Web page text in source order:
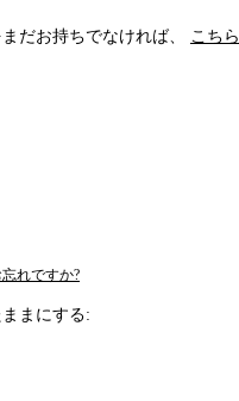
だお持ちでなければ、 こち
れですか?
まにする: